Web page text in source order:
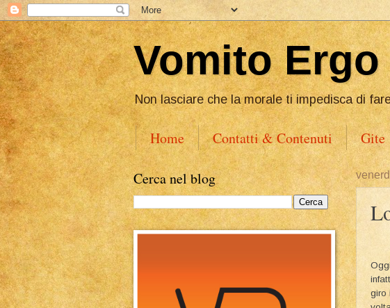
Vomito Ergo
Non lasciare che la morale ti impedisca di
Home Contatti & Contenuti Gite
giro
Cerca nel blog